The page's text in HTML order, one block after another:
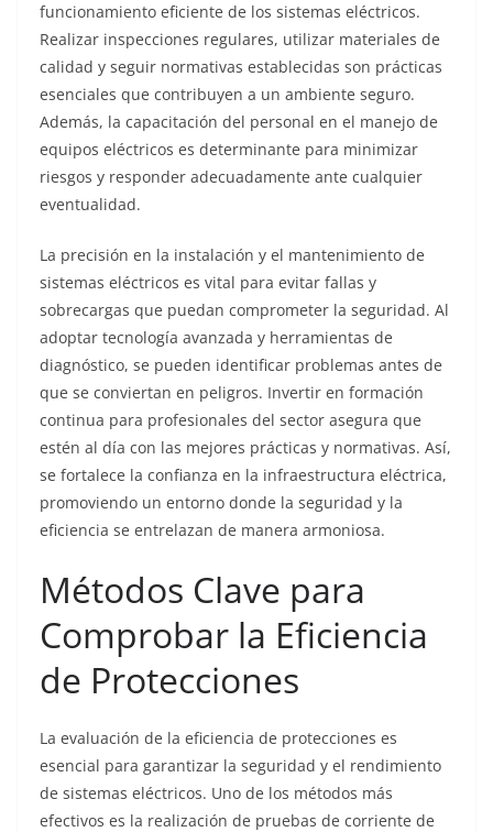
funcionamiento eficiente de los sistemas eléctricos.
Realizar inspecciones regulares, utilizar materiales de
calidad y seguir normativas establecidas son prácticas
esenciales que contribuyen a un ambiente seguro.
Además, la capacitación del personal en el manejo de
equipos eléctricos es determinante para minimizar
riesgos y responder adecuadamente ante cualquier
eventualidad.
La precisión en la instalación y el mantenimiento de
sistemas eléctricos es vital para evitar fallas y
sobrecargas que puedan comprometer la seguridad. Al
adoptar tecnología avanzada y herramientas de
diagnóstico, se pueden identificar problemas antes de
que se conviertan en peligros. Invertir en formación
continua para profesionales del sector asegura que
estén al día con las mejores prácticas y normativas. Así,
se fortalece la confianza en la infraestructura eléctrica,
promoviendo un entorno donde la seguridad y la
eficiencia se entrelazan de manera armoniosa.
Métodos Clave para
Comprobar la Eficiencia
de Protecciones
La evaluación de la eficiencia de protecciones es
esencial para garantizar la seguridad y el rendimiento
de sistemas eléctricos. Uno de los métodos más
efectivos es la realización de pruebas de corriente de